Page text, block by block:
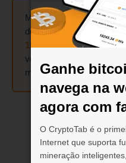
Ganhe
navega na
agora com
O CryptoTab é o
Internet que suporta
mineração
Minere até 300 vezes
do Cloud.Boost em seu
10x
você quiser — todos
mineração é iniciada.